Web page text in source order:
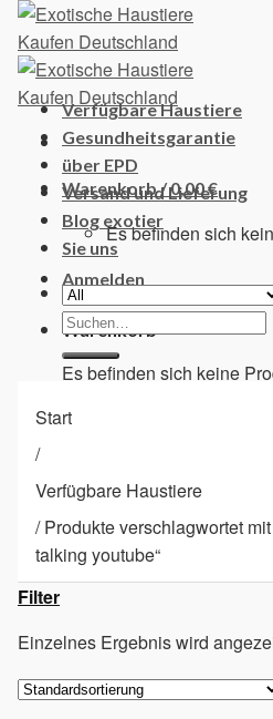
Skip
content
Warenkorb /0,00€
Es befinden sich
Anmelden
Warenkorb
Es befinden sich keine
Verfügbare Haustiere
Gesundheitsgarantie
über EPD
Versand und Lieferung
Blog exotier
Sie uns
Suchen
nach:
Start
/
Verfügbare Haustiere
/Produkte verschlagwortet
talking youtube“
Filter
Einzelnes Ergebnis wird